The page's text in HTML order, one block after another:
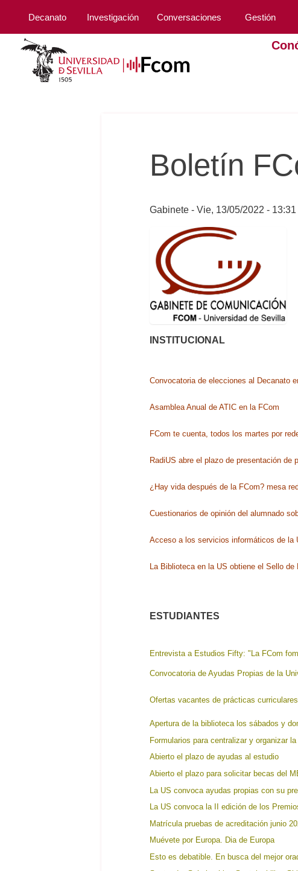
Decanato Investigación Conversaciones Gestión
Boletín
Gabinete Vie, 13/05/2022 - 13:31
INSTITUCIONAL
Convocatoria de elecciones al Decanato
Asamblea Anual de ATIC en la FCom
FCom te cuenta, todos los martes por
RadiUS abre el plazo de presentación de
¿Hay vida después de la FCom? mesa
Cuestionarios de opinión del alumnado
Acceso a los servicios informáticos de la
La Biblioteca en la US obtiene el Sello
ESTUDIANTES
Entrevista a Estudios Fifty: "La FCom
Convocatoria de Ayudas Propias de la
Ofertas vacantes de prácticas
Apertura de la biblioteca los sábados y
Formularios para centralizar y organizar
Abierto el plazo de ayudas al estudio
Abierto el plazo para solicitar becas del
La US convoca ayudas propias con su
La US convoca la II edición de los
Matrícula pruebas de acreditación junio
Muévete por Europa. Dia de Europa
Esto es debatible. En busca del mejor